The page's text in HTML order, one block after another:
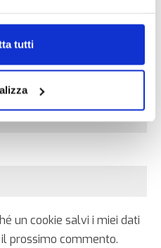
tutti
un cookie salvi i miei dati
prossimo commento.